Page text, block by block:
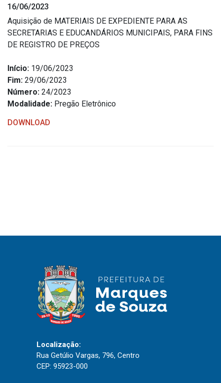
Estrutura Organizacional
Secretarias
Administração
Agricultura e Meio Ambiente
Ouvidoria
Portal do Cidadão
Portal do Servidor
Publicações
Diário Oficial (Novo)
16/06/2023
Aquisição de MATERIAIS DE EXPEDIENTE PARA AS
SECRETARIAS E EDUCANDÁRIOS MUNICIPAIS, PARA FINS
DE REGISTRO DE PREÇOS
Início: 19/06/2023
Fim: 29/06/2023
Número: 24/2023
Modalidade: Pregão Eletrônico
DOWNLOAD
Localização:
Rua Getúlio Vargas, 796, Centro
CEP: 95923-000